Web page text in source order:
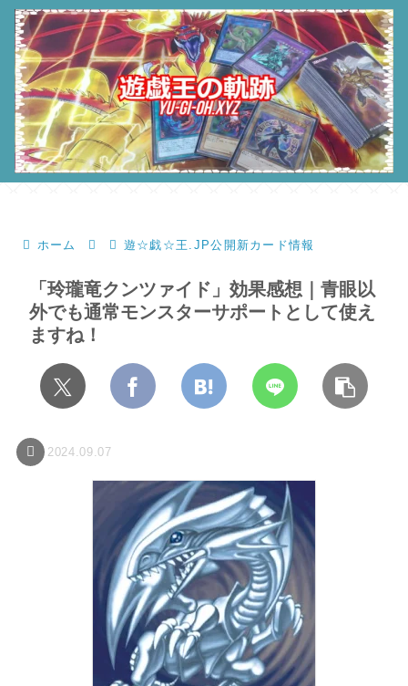
ホーム 遊☆戯☆王.JP公開新カード情報
「玲瓏竜クンツァイド」効果感想｜青眼以
外でも通常モンスターサポートとして使え
ますね！
2024.09.07